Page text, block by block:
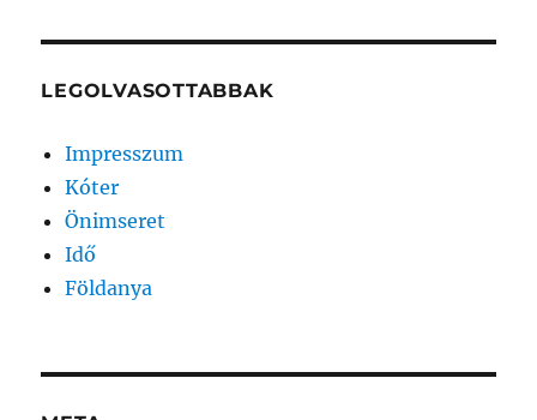
LEGOLVASOTTABBAK
Impresszum
Kóter
Önimseret
Idő
Földanya